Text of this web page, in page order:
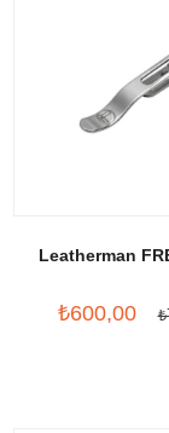
Leatherman
₺600,00